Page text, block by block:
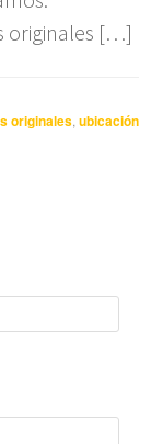
originales […]
originales, ubicación